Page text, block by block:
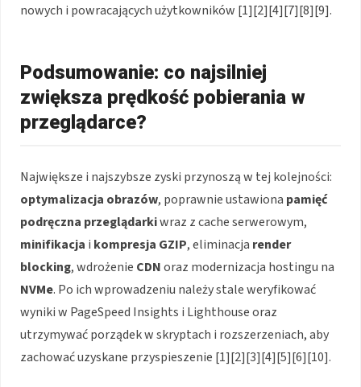
nowych i powracających użytkowników [1][2][4][7][8][9].
Podsumowanie: co najsilniej
zwiększa prędkość pobierania w
przeglądarce?
Największe i najszybsze zyski przynoszą w tej kolejności:
optymalizacja obrazów, poprawnie ustawiona pamięć
podręczna przeglądarkiwraz z cache serwerowym,
minifikacja i kompresja GZIP, eliminacja render
blocking, wdrożenie CDNoraz modernizacja hostingu na
NVMe. Po ich wprowadzeniu należy stale weryfikować
wyniki w PageSpeed Insights i Lighthouse oraz
utrzymywać porządek w skryptach i rozszerzeniach, aby
zachować uzyskane przyspieszenie [1][2][3][4][5][6][10].